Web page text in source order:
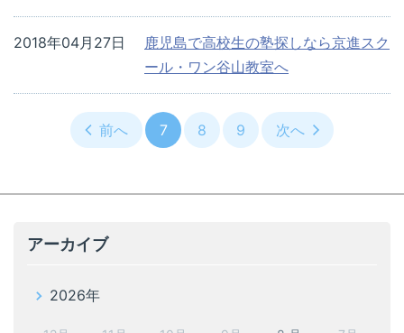
鹿児島で高校生の塾探しなら京進スク
ール・ワン谷山教室へ
2018年04月27日
前へ 7 8 9 次へ
アーカイブ
2026年